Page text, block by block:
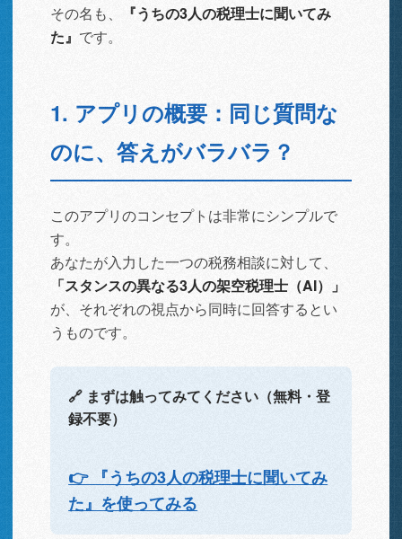
その名も、
『うちの3人の税理士に聞いてみ
た』 です。
1. アプリの概要：同じ質問な
のに、答えがバラバラ？
このアプリのコンセプトは非常にシンプルで
す。
あなたが入力した一つの税務相談に対して、
「スタンスの異なる3人の架空税理士（AI）」
が、それぞれの視点から同時に回答するとい
うものです。
🔗 まずは触ってみてください（無料・登
録不要）
👉 『うちの3人の税理士に聞いてみ
た』を使ってみる